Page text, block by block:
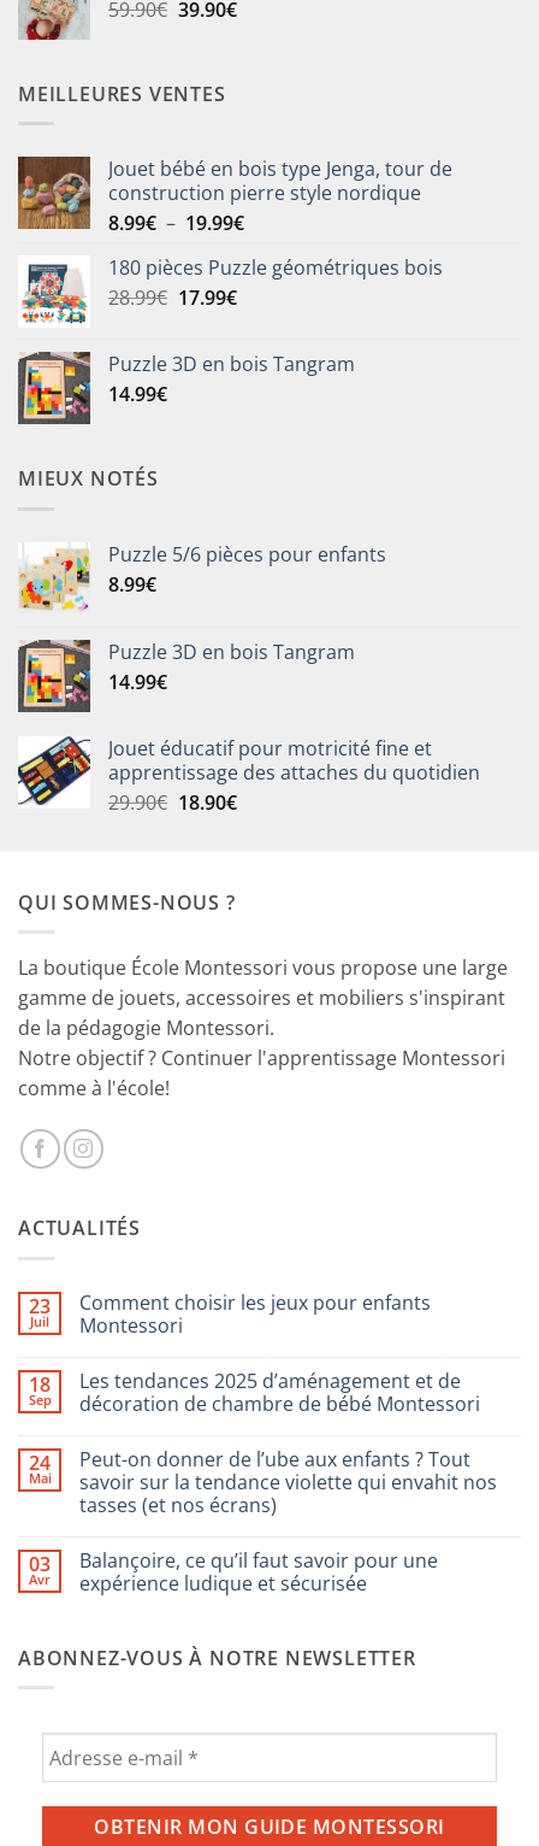
25.90€.19.90€.
59.90€ Le
était :
59.90€.
39.90€Le
MEILLEURES VENTES
Jouet bébé en bois type Jenga, tour de
construction pierre style nordique
8.99€ – 19.99€Plage
prix :
180 pièces Puzzle géométriques bois
28.99€ Le
était :
17.99€Le
est :
Puzzle 3D en bois Tangram
14.99€
MIEUX NOTÉS
Puzzle 5/6 pièces pour enfants
8.99€
Puzzle 3D en bois Tangram
14.99€
Jouet éducatif pour motricité fine et
apprentissage des attaches du quotidien
29.90€ Le
29.90€.
18.90€Le
QUI SOMMES-NOUS ?
La boutique École Montessori vous propose une large
gamme de jouets, accessoires et mobiliers s'inspirant
de la pédagogie Montessori.
Notre objectif ? Continuer l'apprentissage Montessori
comme à l'école!
ACTUALITÉS
23
Juil
Comment choisir les jeux pour enfants
Montessori
sur
Comment
choisir
pour
enfants
Montessori
18
Sep
Les tendances 2025 d’aménagement et de
décoration de chambre de bébé Montessori
sur
Les
tendances
2025
de
décoration
de
chambre
Montessori
24
Mai
Peut-on donner de l’ube aux enfants ? Tout
savoir sur la tendance violette qui envahit nos
tasses (et nos écrans)
sur
Peut-
on
aux
enfants
sur
tendance
violette
envahit
nos
03
Avr
Balançoire, ce qu’il faut savoir pour une
expérience ludique et sécurisée
Balançoire,
ce
pour
expérience
ludique
sécurisée
ABONNEZ-VOUS À NOTRE NEWSLETTER